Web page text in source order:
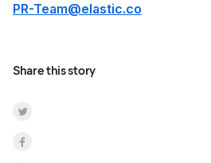
PR-Team@elastic.co
Share this story
Share on Twitter
Share on Facebook